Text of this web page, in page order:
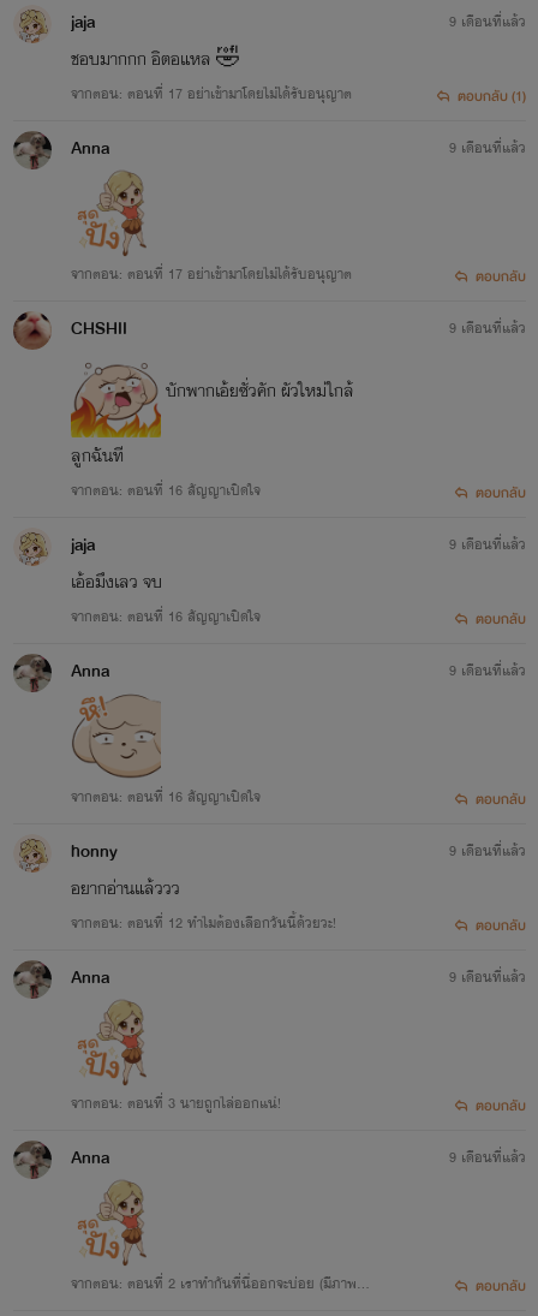
jaja
ชอบมากกก อิตอแหล 🤣
จากตอน: ตอนที่ 17 อย่าเข้ามาโดยไม่ได้รับอนุญาต
9 เดือนที่แล้ว
ตอบกลับ (1)
Anna
จากตอน: ตอนที่ 17 อย่าเข้ามาโดยไม่ได้รับอนุญาต
9 เดือนที่แล้ว
ตอบกลับ
CHSHII
บักพากเอ้ยซั่วคัก ผัวใหม่ใกล้
ลูกฉันที
จากตอน: ตอนที่ 16 สัญญาเปิดใจ
9 เดือนที่แล้ว
ตอบกลับ
jaja
เอ้อมึงเลว จบ
จากตอน: ตอนที่ 16 สัญญาเปิดใจ
9 เดือนที่แล้ว
ตอบกลับ
Anna
จากตอน: ตอนที่ 16 สัญญาเปิดใจ
9 เดือนที่แล้ว
ตอบกลับ
honny
อยากอ่านแล้ววว
จากตอน: ตอนที่ 12 ทำไมต้องเลือกวันนี้ด้วยวะ!
9 เดือนที่แล้ว
ตอบกลับ
Anna
จากตอน: ตอนที่ 3 นายถูกไล่ออกแน่!
9 เดือนที่แล้ว
ตอบกลับ
Anna
จากตอน: ตอนที่ 2 เราทำกันที่นี่ออกจะบ่อย (มีภาพป
9 เดือนที่แล้ว
ตอบกลับ